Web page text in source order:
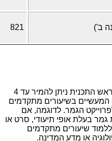
ב') 821
הערה: באישור ראש החוג / ראש התכנית ניתן להמיר עד 4
המעשיים בשיעורים מתקדמים
הגמר. לדוגמה, אם
גמר בעלת אופי תיעודי, סרט או
ללמוד שיעורים מתקדמים
או מדע המדינה.